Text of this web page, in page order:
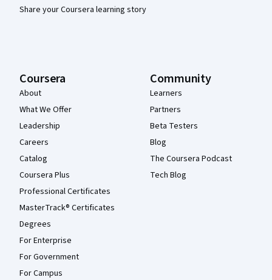
Share your Coursera learning story
Coursera
About
What We Offer
Leadership
Careers
Catalog
Coursera Plus
Professional Certificates
MasterTrack® Certificates
Degrees
For Enterprise
For Government
For Campus
Community
Learners
Partners
Beta Testers
Blog
The Coursera Podcast
Tech Blog